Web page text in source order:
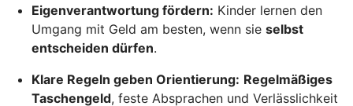
Eigenverantwortung fördern: Kinder lernen den
Umgang mit Geld am besten, wenn sie selbst
entscheiden dürfen.
Klare Regeln geben Orientierung: Regelmäßiges
Taschengeld, feste Absprachen und Verlässlichkeit